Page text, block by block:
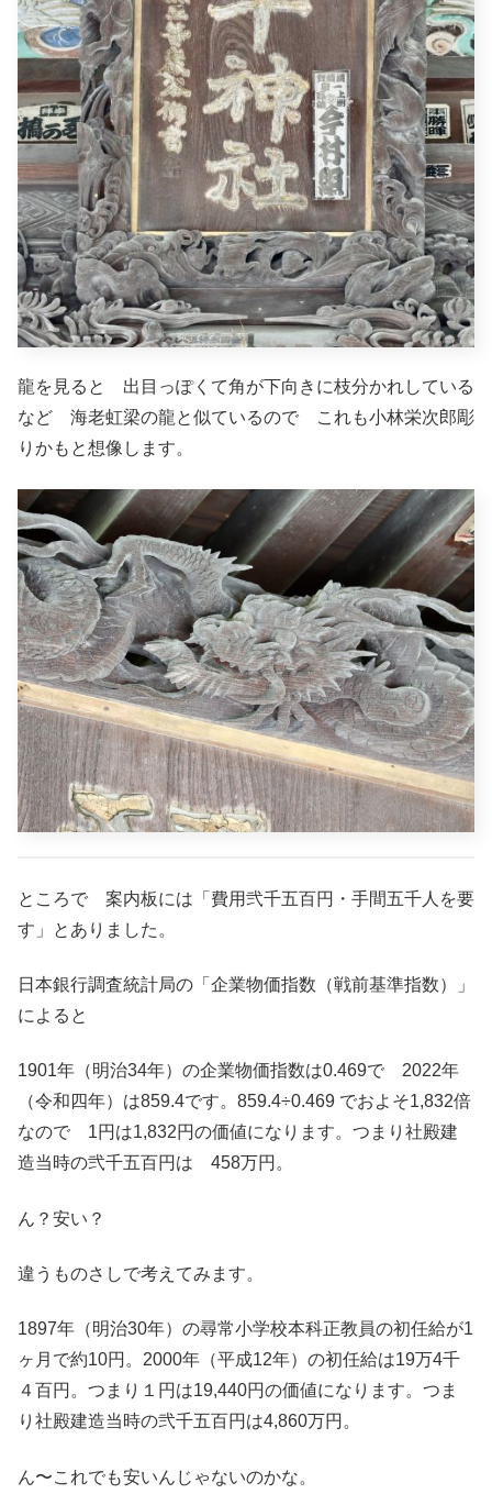
龍を見ると 出目っぽくて角が下向きに枝分かれしている
など 海老虹梁の龍と似ているので これも小林栄次郎彫
りかもと想像します。
ところで 案内板には「費用弐千五百円・手間五千人を要
す」とありました。
日本銀行調査統計局の「企業物価指数（戦前基準指数）」
によると
1901年（明治34年）の企業物価指数は0.469で 2022年
（令和四年）は859.4です。859.4÷0.469 でおよそ1,832倍
なので 1円は1,832円の価値になります。つまり社殿建
造当時の弐千五百円は 458万円。
ん？安い？
違うものさしで考えてみます。
1897年（明治30年）の尋常小学校本科正教員の初任給が1
ヶ月で約10円。2000年（平成12年）の初任給は19万4千
４百円。つまり１円は19,440円の価値になります。つま
り社殿建造当時の弐千五百円は4,860万円。
ん〜これでも安いんじゃないのかな。